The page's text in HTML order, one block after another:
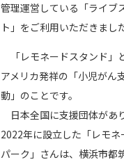
管理運営している「ライブ
ト」をご利用いただきまし
「レモネードスタンド」
アメリカ発祥の「小児がん
動」のことです。
日本全国に支援団体があ
2022年に設立した「レモネ
パーク」さんは、横浜市都